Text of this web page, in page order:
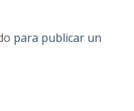
para publicar un